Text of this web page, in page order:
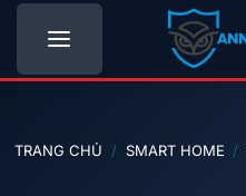
Bỏ
nội
TRANG CHỦ / SMART HOME /